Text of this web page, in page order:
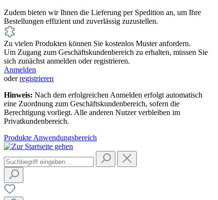
Zudem bieten wir Ihnen die Lieferung per Spedition an, um Ihre
Bestellungen effizient und zuverlässig zuzustellen.
Zu vielen Produkten können Sie kostenlos Muster anfordern.
Um Zugang zum Geschäftskundenbereich zu erhalten, müssen Sie
sich zunächst anmelden oder registrieren.
Anmelden
oderregistrieren
Hinweis: Nach dem erfolgreichen Anmelden erfolgt automatisch
eine Zuordnung zum Geschäftskundenbereich, sofern die
Berechtigung vorliegt. Alle anderen Nutzer verbleiben im
Privatkundenbereich.
Produkte Anwendungsbereich